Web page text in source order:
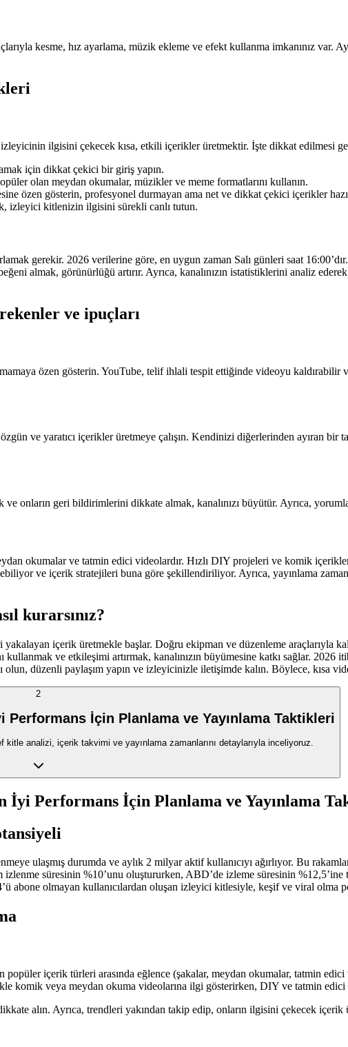
kesme, hız ayarlama, müzik ekleme ve efekt kullanma imkanınız var.
izleyicinin ilgisini çekecek kısa, etkili içerikler üretmektir. İşte dikkat edilmesi
için dikkat çekici bir giriş yapın.
olan meydan okumalar, müzikler ve meme formatlarını kullanın.
özen gösterin, profesyonel durmayan ama net ve dikkat çekici içerikler
izleyici kitlenizin ilgisini sürekli canlı tutun.
gerekir. 2026 verilerine göre, en uygun zaman Salı günleri saat
almak, görünürlüğü artırır. Ayrıca, kanalınızın istatistiklerini analiz
ve ipuçları
özen gösterin. YouTube, telif ihlali tespit ettiğinde videoyu
ve yaratıcı içerikler üretmeye çalışın. Kendinizi diğerlerinden ayıran
onların geri bildirimlerini dikkate almak, kanalınızı büyütür. Ayrıca,
okumalar ve tatmin edici videolardır. Hızlı DIY projeleri ve komik
ve içerik stratejileri buna göre şekillendiriliyor. Ayrıca, yayınlama
kurarsınız?
yakalayan içerik üretmekle başlar. Doğru ekipman ve düzenleme araçlarıyla
ve etkileşimi artırmak, kanalınızın büyümesine katkı sağlar.
düzenli paylaşım yapın ve izleyicinizle iletişimde kalın. Böylece, kısa
2
İçin Planlama ve Yayınlama Taktikleri
analizi, içerik takvimi ve yayınlama zamanlarını detaylarıyla inceliyoruz.
Performans İçin Planlama ve Yayınlama
ulaşmış durumda ve aylık 2 milyar aktif kullanıcıyı ağırlıyor. Bu
izlenme süresinin %10’unu oluştururken, ABD’de izleme süresinin
abone olmayan kullanıcılardan oluşan izleyici kitlesiyle, keşif ve viral olma
içerik türleri arasında eğlence (şakalar, meydan okumalar, tatmin
komik veya meydan okuma videolarına ilgi gösterirken, DIY ve tatmin
alın. Ayrıca, trendleri yakından takip edip, onların ilgisini çekecek